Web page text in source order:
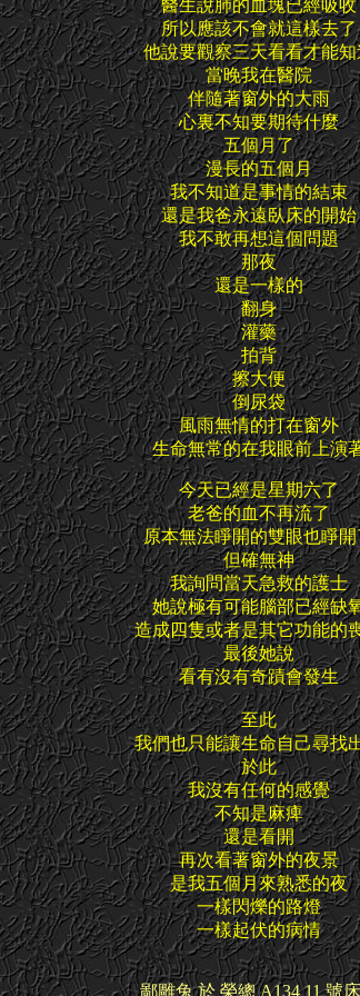
醫生說肺的血塊已經吸收
所以應該不會就這樣去了
他說要觀察三天看看才能知
當晚我在醫院
伴隨著窗外的大雨
心裏不知要期待什麼
五個月了
漫長的五個月
我不知道是事情的結束
還是我爸永遠臥床的開始
我不敢再想這個問題
那夜
還是一樣的
翻身
灌藥
拍背
擦大便
倒尿袋
風雨無情的打在窗外
生命無常的在我眼前上演
今天已經是星期六了
老爸的血不再流了
原本無法睜開的雙眼也睜開
但確無神
我詢問當天急救的護士
她說極有可能腦部已經缺
造成四隻或者是其它功能的
最後她說
看有沒有奇蹟會發生
至此
我們也只能讓生命自己尋找
於此
我沒有任何的感覺
不知是麻痺
還是看開
再次看著窗外的夜景
是我五個月來熟悉的夜
一樣閃爍的路燈
一樣起伏的病情
鄙雕兔 於 榮總 A134 11 號